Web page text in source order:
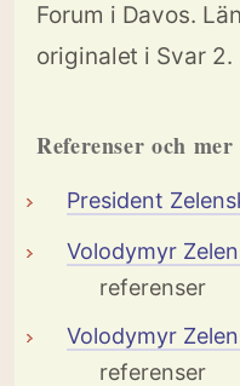
Forum i Davos.
originalet i Svar 2.
Referenser och mer
President
Volodymyr
referenser
Volodymyr
referenser